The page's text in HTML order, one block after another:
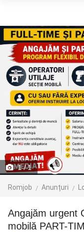
1/ 1
Romjob Anunțuri
Angajăm urgent Operator utilaje și Montatori
mobilă PART-